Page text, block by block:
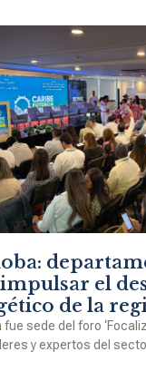
el
de la
fue sede del foro
y expertos del